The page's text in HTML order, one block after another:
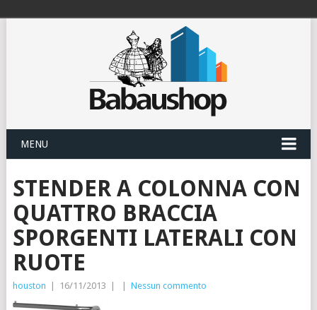
MENU
STENDER A COLONNA CON
QUATTRO BRACCIA
SPORGENTI LATERALI CON
RUOTE
houston 16/11/2013 Nessun commento